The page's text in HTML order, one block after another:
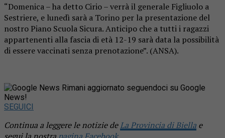
“Domenica – ha detto Cirio – verrà il generale Figliuolo a
Sestriere, e lunedì sarà a Torino per la presentazione del
nostro Piano Scuola Sicura. Anticipo che a tutti i ragazzi
appartenenti alla fascia di età 12-19 sarà data la possibilità
di essere vaccinati senza prenotazione”. (ANSA).
Rimani aggiornato seguendoci su Google
News!
SEGUICI
Continua a leggere le notizie deLa Provincia di Biella e